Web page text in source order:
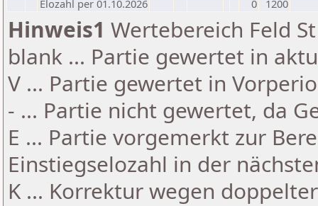
Elozahl per 01.10.2026
0 1200
Hinweis1 Wertebereich Feld
blank ... Partie gewertet in
V ... Partie gewertet in
- ... Partie nicht gewertet, da
E ... Partie vorgemerkt zur
Einstiegselozahl in der
K ... Korrektur wegen